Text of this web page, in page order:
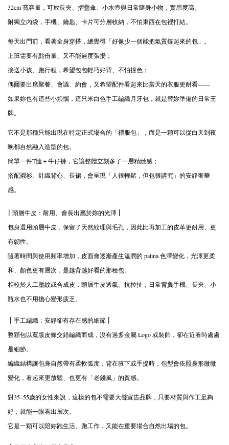
32cm 寬容量，可放長夾、摺疊傘、小水壺與日常隨身小物，實用度高。
附獨立內袋，手機、鑰匙、卡片可分層收納，不怕東西在包裡打結。
每天出門前，看著全身穿搭，總覺得「好像少一個能把氣質撐起來的包」。
上班需要有點份量、又不能過度張揚；
接送小孩、跑行程，希望包包輕巧好背、不怕撞色；
偶爾要出席聚餐、會議、約會，又希望配件看起來比當天的衣服更耐看——
如果妳也有這些小煩惱，這只米白色手工編織月牙包，就是替妳準備的日常王
牌。
它不是那種只能出現在特定正式場合的「禮服包」，而是一顆可以從白天到夜
晚都自然融入造型的包。
簡單一件T恤＋牛仔褲，它讓整體立刻多了一層精緻感；
搭配襯衫、針織背心、長裙，會呈現「人很輕鬆，但包很講究」的安靜奢華
感。
| 頭層牛皮：耐用、會長出屬於妳的光澤 |
包身選用頭層牛皮，保留了天然紋理與毛孔，因此比再加工的皮革更耐用、更
有韌性。
隨著時間與使用頻率增加，皮面會逐漸產生溫潤的 patina 色澤變化，光澤更柔
和、顏色更有層次，是越背越好看的那種包。
相較於人工壓紋或合成皮，頭層牛皮透氣、抗拉扯，日常背負手機、長夾、小
瓶水也不用擔心變形疲乏。
| 手工編織：安靜卻有存在感的細節 |
整顆包以寬版皮條交錯編織而成，沒有過多金屬 Logo 或裝飾，卻在近看時處處
是細節。
編織結構讓包身自然帶有柔軟弧度，背在腋下或手提時，包型會依照身形微微
變化，看起來更放鬆、也更有「老錢風」的質感。
對35–55歲的女性來說，這樣的包不需要大聲宣告品牌，只要材質與作工足夠
好，就能一眼看出層次。
它是一顆可以陪妳跑生活、跑工作，又能在重要場合自然出場的包。